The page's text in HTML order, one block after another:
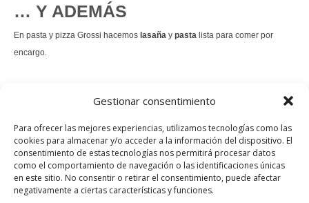
Gestionar consentimiento
Para ofrecer las mejores experiencias, utilizamos tecnologías como las
cookies para almacenar y/o acceder a la información del dispositivo. El
consentimiento de estas tecnologías nos permitirá procesar datos
como el comportamiento de navegación o las identificaciones únicas
en este sitio. No consentir o retirar el consentimiento, puede afectar
negativamente a ciertas características y funciones.
… Y ADEMÁS
En pasta y pizza Grossi hacemos lasaña y pasta lista para comer por
encargo.
es un permanente.
Pedir comida Just eat
Instagram
Facebook
TikTok